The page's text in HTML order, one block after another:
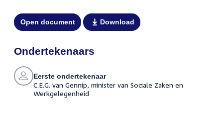
Open document Download
Ondertekenaars
Eerste ondertekenaar
C.E.G. van Gennip, minister van Sociale Zaken en
Werkgelegenheid